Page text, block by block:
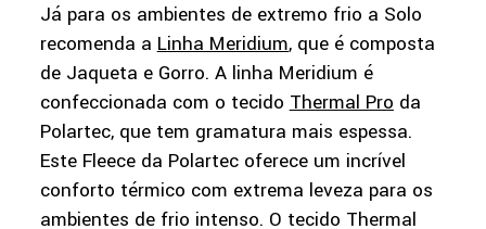
Já para os ambientes de extremo frio a Solo
recomenda aLinha Meridium, que é composta
de Jaqueta e Gorro. A linha Meridium é
confeccionada com o tecidoThermal Proda
Polartec, que tem gramatura mais espessa.
Este Fleece da Polartec oferece um incrível
conforto térmico com extrema leveza para os
ambientes de frio intenso. O tecido Thermal